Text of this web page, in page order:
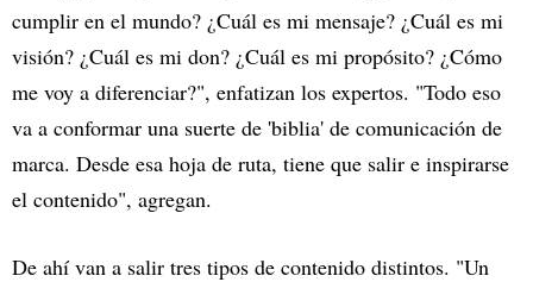
cumplir en el mundo? ¿Cuál es mi mensaje? ¿Cuál es mi
visión? ¿Cuál es mi don? ¿Cuál es mi propósito? ¿Cómo
me voy a diferenciar?", enfatizan los expertos. "Todo eso
va a conformar una suerte de 'biblia' de comunicación de
marca. Desde esa hoja de ruta, tiene que salir e inspirarse
el contenido", agregan.
De ahí van a salir tres tipos de contenido distintos. "Un